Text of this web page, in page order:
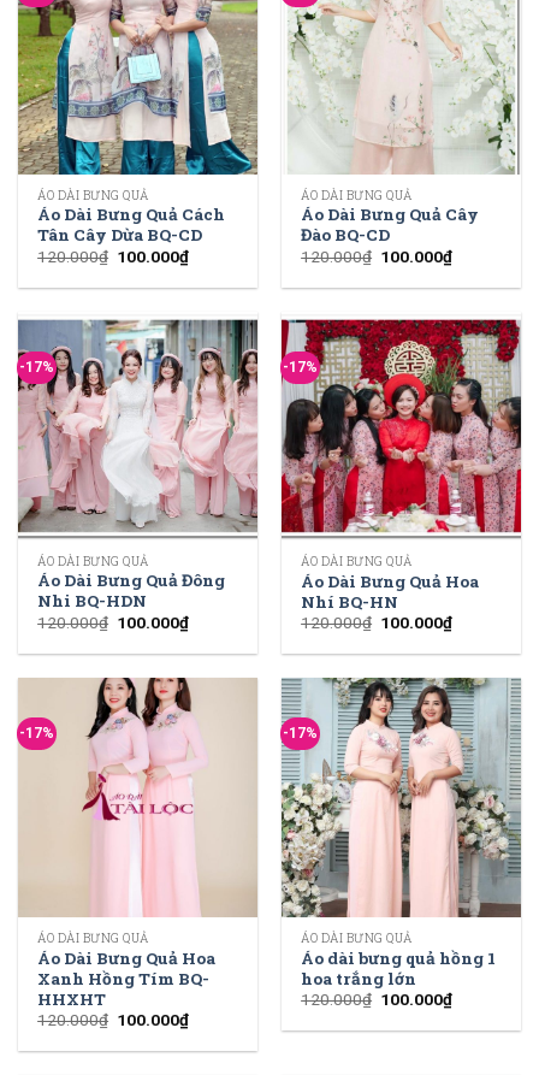
ÁO DÀI BƯNG QUẢ
Áo Dài Bưng Quả Cách
Tân Cây Dừa BQ-CD
120.000₫ 100.000₫
ÁO DÀI BƯNG QUẢ
Áo Dài Bưng Quả Cây
Đào BQ-CD
120.000₫ 100.000₫
-17%
ÁO DÀI BƯNG QUẢ
Áo Dài Bưng Quả Đông
Nhi BQ-HDN
120.000₫ 100.000₫
-17%
ÁO DÀI BƯNG QUẢ
Áo Dài Bưng Quả Hoa
Nhí BQ-HN
120.000₫ 100.000₫
-17%
ÁO DÀI BƯNG QUẢ
Áo Dài Bưng Quả Hoa
Xanh Hồng Tím BQ-
HHXHT
120.000₫ 100.000₫
-17%
ÁO DÀI BƯNG QUẢ
Áo dài bưng quả hồng 1
hoa trắng lớn
120.000₫ 100.000₫